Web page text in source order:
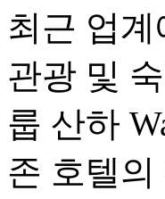
최근 업
관광 및
룹 산하
존 호텔